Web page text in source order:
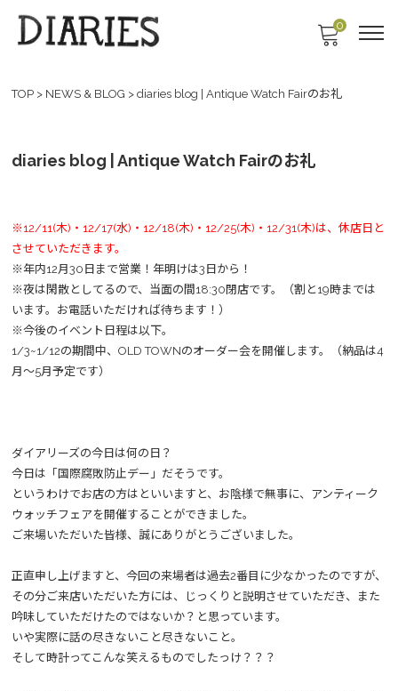
0
TOP > NEWS & BLOG > diaries blog | Antique Watch Fairのお礼
diaries blog | Antique Watch Fairのお礼
※12/11(木)・12/17(水)・12/18(木)・12/25(木)・12/31(木)は、休店日と
させていただきます。
※年内12月30日まで営業！年明けは3日から！
※夜は閑散としてるので、当面の間18:30閉店です。（割と19時までは
います。お電話いただければ待ちます！）
※今後のイベント日程は以下。
1/3~1/12の期間中、OLD TOWNのオーダー会を開催します。（納品は4
月～5月予定です）
ダイアリーズの今日は何の日？
今日は「国際腐敗防止デー」だそうです。
というわけでお店の方はといいますと、お陰様で無事に、アンティーク
ウォッチフェアを開催することができました。
ご来場いただいた皆様、誠にありがとうございました。
正直申し上げますと、今回の来場者は過去2番目に少なかったのですが、
その分ご来店いただいた方には、じっくりと説明させていただき、また
吟味していただけたのではないか？と思っています。
いや実際に話の尽きないこと尽きないこと。
そして時計ってこんな笑えるものでしたっけ？？？